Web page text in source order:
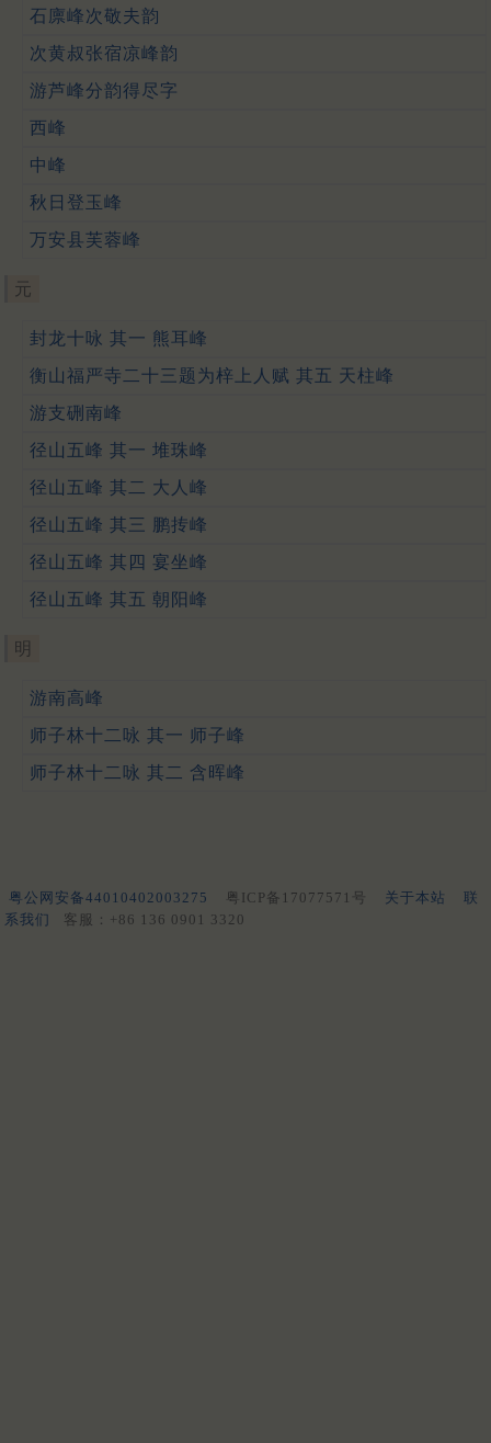
石廪峰次敬夫韵
次黄叔张宿凉峰韵
游芦峰分韵得尽字
西峰
中峰
秋日登玉峰
万安县芙蓉峰
元
封龙十咏 其一 熊耳峰
衡山福严寺二十三题为梓上人赋 其五 天柱峰
游支硎南峰
径山五峰 其一 堆珠峰
径山五峰 其二 大人峰
径山五峰 其三 鹏抟峰
径山五峰 其四 宴坐峰
径山五峰 其五 朝阳峰
明
游南高峰
师子林十二咏 其一 师子峰
师子林十二咏 其二 含晖峰
粤公网安备44010402003275 粤ICP备17077571号 关于本站
联
系我们
客服：+86 136 0901 3320